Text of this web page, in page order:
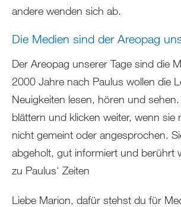
andere wenden sich ab.
Die Medien sind der Areopag
Der Areopag unserer Tage sind die
2000 Jahre nach Paulus wollen die
Neuigkeiten lesen, hören und
blättern und klicken weiter, wenn sie
nicht gemeint oder angesprochen.
abgeholt, gut informiert und berührt
zu Paulus‘ Zeiten
Liebe Marion, dafür stehst du für